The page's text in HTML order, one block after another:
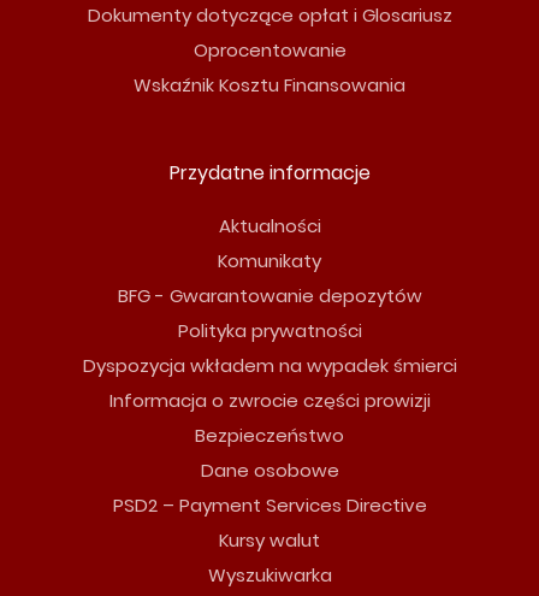
Dokumenty dotyczące opłat i Glosariusz
Oprocentowanie
Wskaźnik Kosztu Finansowania
Przydatne informacje
Aktualności
Komunikaty
BFG - Gwarantowanie depozytów
Polityka prywatności
Dyspozycja wkładem na wypadek śmierci
Informacja o zwrocie części prowizji
Bezpieczeństwo
Dane osobowe
PSD2 – Payment Services Directive
Kursy walut
Wyszukiwarka